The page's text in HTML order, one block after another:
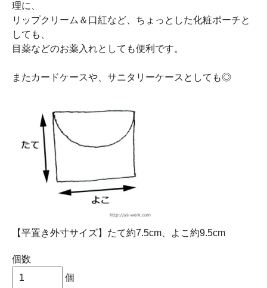
理に、
リップクリーム＆口紅など、ちょっとした化粧ポーチと
しても、
目薬などのお薬入れとしても便利です。
またカードケースや、サニタリーケースとしても◎
【平置き外寸サイズ】たて約7.5cm、よこ約9.5cm
個数
個